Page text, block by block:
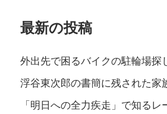
最新の投稿
外出先で困るバイクの駐輪場探
浮谷東次郎の書簡に残された家
「明日への全力疾走」で知る